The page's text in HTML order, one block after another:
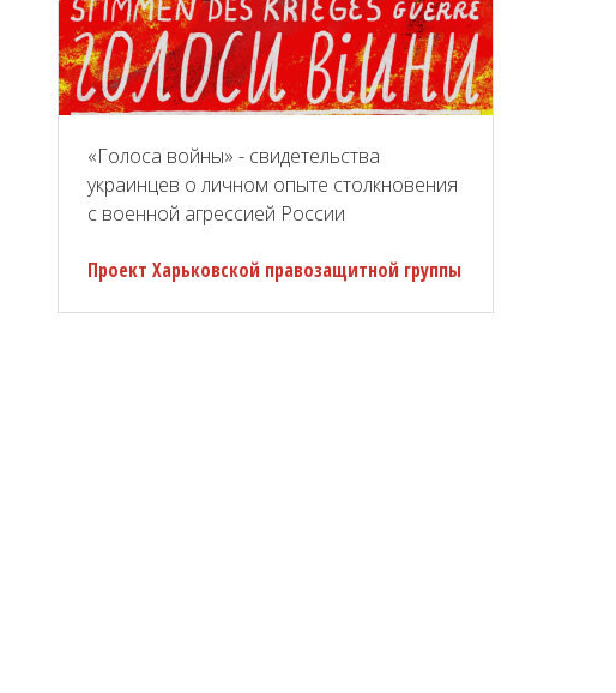
«Голоса войны» - свидетельства
украинцев о личном опыте столкновения
с военной агрессией России
Проект Харьковской правозащитной группы